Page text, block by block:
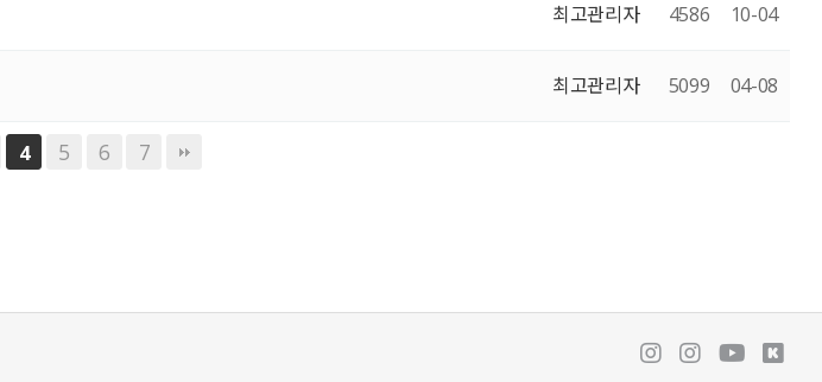
최고관리자 4586 10-04
최고관리자 5099 04-08
4 5 6 7